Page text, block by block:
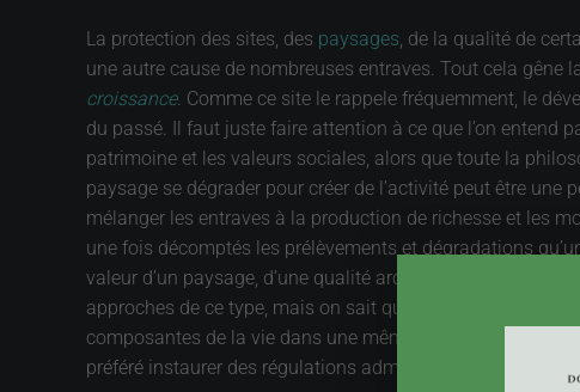
La protection des sites, des paysages, de la qualité de
une autre cause de nombreuses entraves. Tout cela
croissance. Comme ce site le rappele fréquemment, le
du passé. Il faut juste faire attention à ce que l’on entend
patrimoine et les valeurs sociales, alors que toute la
paysage se dégrader pour créer de l’activité peut être
mélanger les entraves à la production de richesse et les
une fois décomptés les prélèvements et dégradations
valeur d’un paysage, d’une qualité architecturale d’un
approches de ce type, mais on sait que la valeur
composantes de la vie dans une même unité de mesure.
préféré instaurer des régulations administratives, au lieu